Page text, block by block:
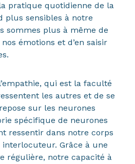
pratique quotidienne de la
plus sensibles à notre
sommes plus à même de
émotions et d’en saisir
qui est la faculté
les autres et de se
sur les neurones
spécifique de neurones
ressentir dans notre corps
Grâce à une
régulière, notre capacité à